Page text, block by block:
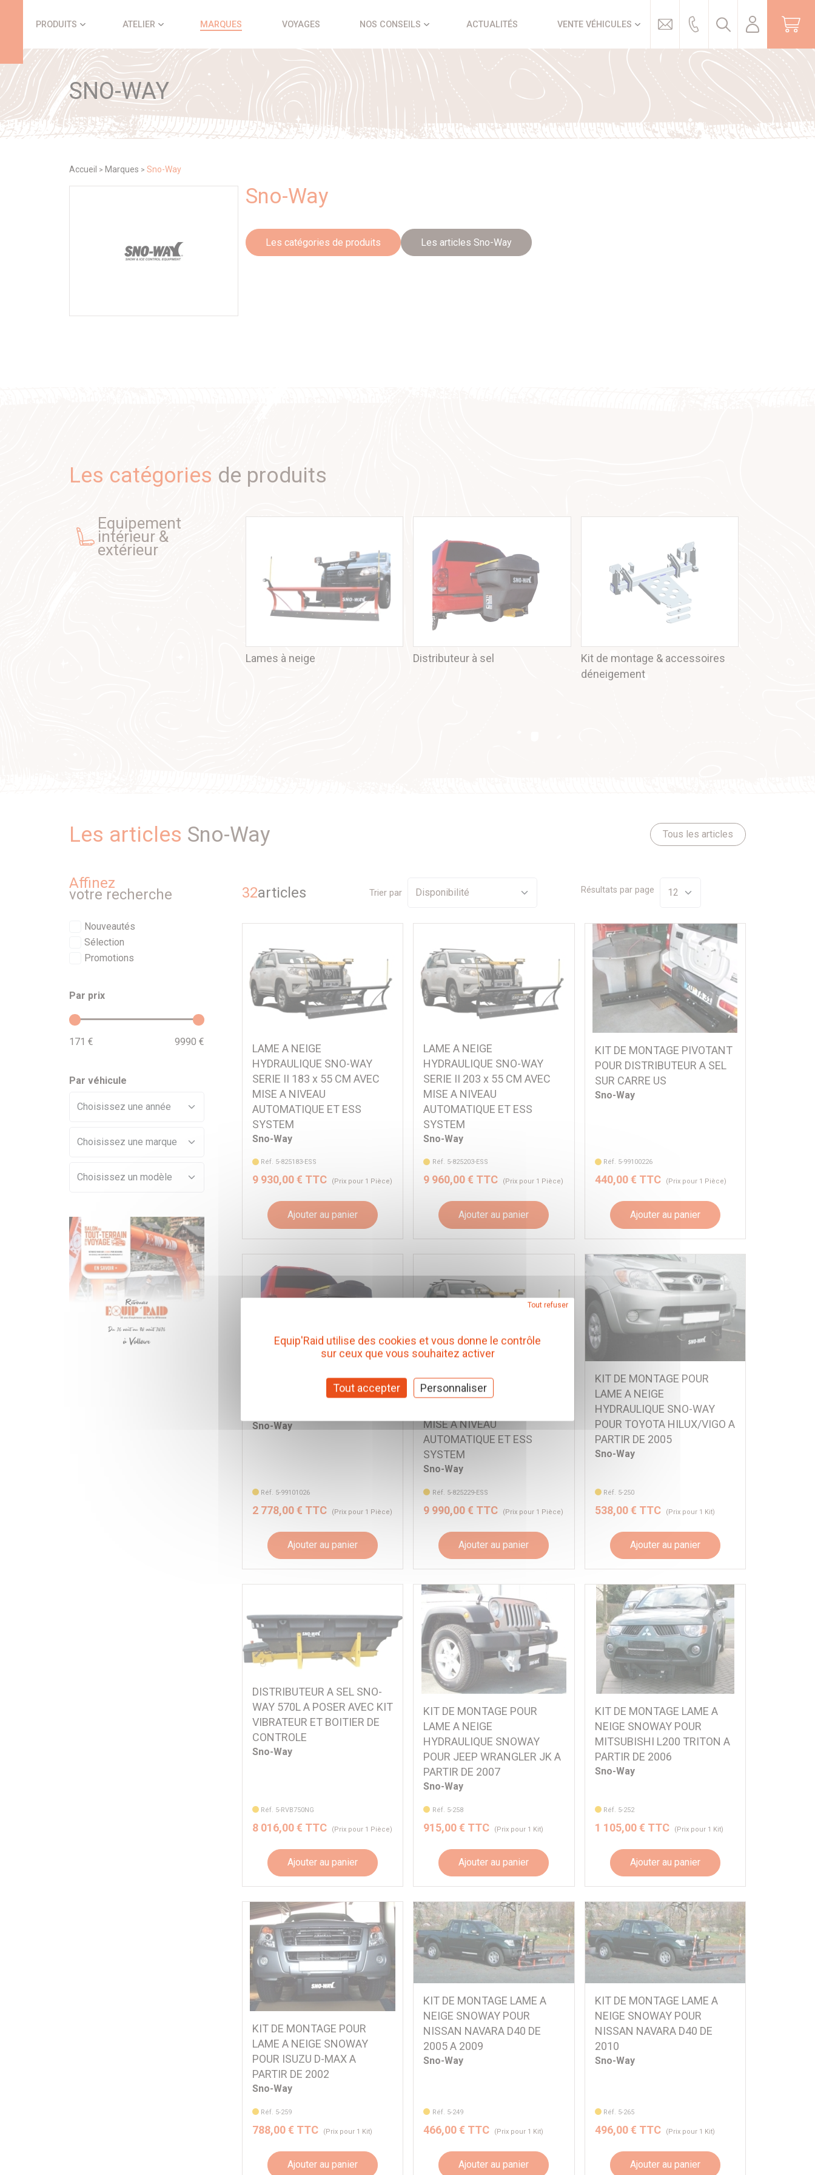
PRODUITS ATELIER MARQUES VOYAGES NOS CONSEILS ACTUALITÉS VENTE VÉHICULES
SNO-WAY
Accueil > Marques > Sno-Way
Sno-Way
Les catégories de produits Les articles Sno-Way
Les catégories de produits
equipement
intérieur &
extérieur
Lames à neige Distributeur à sel
Kit de montage & accessoires
déneigement
Les articles Sno-Way Tous les articles
32articles Trier par Résultats par page
LAME A NEIGE
HYDRAULIQUE SNO-WAY
SERIE II 183 x 55 CM AVEC
MISE A NIVEAU
AUTOMATIQUE ET ESS
SYSTEM
Sno-Way
Réf. 5-825183-ESS
9 930,00 € TTC (Prix pour 1 Pièce)
Ajouter au panier
LAME A NEIGE
HYDRAULIQUE SNO-WAY
SERIE II 203 x 55 CM AVEC
MISE A NIVEAU
AUTOMATIQUE ET ESS
SYSTEM
Sno-Way
Réf. 5-825203-ESS
9 960,00 € TTC (Prix pour 1 Pièce)
Ajouter au panier
KIT DE MONTAGE PIVOTANT
POUR DISTRIBUTEUR A SEL
SUR CARRE US
Sno-Way
Réf. 5-99100226
440,00 € TTC (Prix pour 1 Pièce)
Ajouter au panier
DISTRIBUTEUR A SEL SNO-
WAY COMPACT 100L AVEC
Sno-Way
Réf. 5-99101026
2 778,00 € TTC (Prix pour 1 Pièce)
Ajouter au panier
LAME A NEIGE
HYDRAULIQUE SNO-WAY
MISE A NIVEAU
AUTOMATIQUE ET ESS
SYSTEM
Sno-Way
Réf. 5-825229-ESS
9 990,00 € TTC (Prix pour 1 Pièce)
Ajouter au panier
KIT DE MONTAGE POUR
LAME A NEIGE
HYDRAULIQUE SNO-WAY
POUR TOYOTA HILUX/VIGO A
PARTIR DE 2005
Sno-Way
Réf. 5-250
538,00 € TTC (Prix pour 1 Kit)
Ajouter au panier
DISTRIBUTEUR A SEL SNO-
WAY 570L A POSER AVEC KIT
VIBRATEUR ET BOITIER DE
CONTROLE
Sno-Way
Réf. 5-RVB750NG
8 016,00 € TTC (Prix pour 1 Pièce)
Ajouter au panier
KIT DE MONTAGE POUR
LAME A NEIGE
HYDRAULIQUE SNOWAY
POUR JEEP WRANGLER JK A
PARTIR DE 2007
Sno-Way
Réf. 5-258
915,00 € TTC (Prix pour 1 Kit)
Ajouter au panier
KIT DE MONTAGE LAME A
NEIGE SNOWAY POUR
MITSUBISHI L200 TRITON A
PARTIR DE 2006
Sno-Way
Réf. 5-252
1 105,00 € TTC (Prix pour 1 Kit)
Ajouter au panier
KIT DE MONTAGE POUR
LAME A NEIGE SNOWAY
POUR ISUZU D-MAX A
PARTIR DE 2002
Sno-Way
Réf. 5-259
788,00 € TTC (Prix pour 1 Kit)
Ajouter au panier
KIT DE MONTAGE LAME A
NEIGE SNOWAY POUR
NISSAN NAVARA D40 DE
2005 A 2009
Sno-Way
Réf. 5-249
466,00 € TTC (Prix pour 1 Kit)
Ajouter au panier
KIT DE MONTAGE LAME A
NEIGE SNOWAY POUR
NISSAN NAVARA D40 DE
2010
Sno-Way
Réf. 5-265
496,00 € TTC (Prix pour 1 Kit)
Ajouter au panier
Affinez
votre recherche
Nouveautés
Sélection
Promotions
Par prix
171 € 9990 €
Par véhicule
Equip'Raid utilise des cookies et vous donne le contrôle
sur ceux que vous souhaitez activer
Tout accepter
Tout refuser
Personnaliser